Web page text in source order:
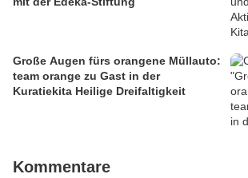
Große Augen fürs orangene Müllauto:
team orange zu Gast in der
Kuratiekita Heilige Dreifaltigkeit
Kommentare